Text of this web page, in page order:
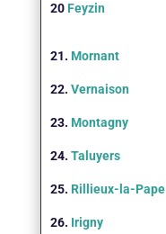
20 Feyzin
21. Mornant
22. Vernaison
23. Montagny
24. Taluyers
25. Rillieux-la-Pape
26. Irigny